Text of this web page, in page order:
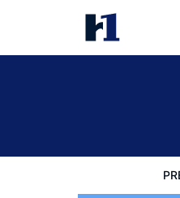
Hampton Inn
Preços